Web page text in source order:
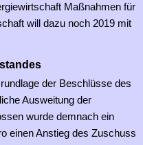
Maßnahmen für
will dazu noch 2019 mit
der Beschlüsse des
Ausweitung der
wurde demnach ein
einen Anstieg des Zuschuss